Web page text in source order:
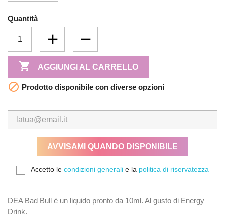
Quantità
 AGGIUNGI AL CARRELLO
 Prodotto disponibile con diverse opzioni
AVVISAMI QUANDO DISPONIBILE
Accetto le condizioni generali e la politica di riservatezza
DEA Bad Bull è un liquido pronto da 10ml. Al gusto di Energy
Drink.